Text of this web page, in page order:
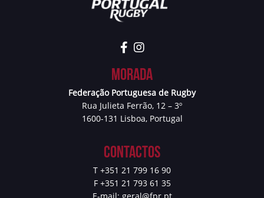
Morada
Federação Portuguesa de Rugby
Rua Julieta Ferrão, 12 – 3º
1600-131 Lisboa, Portugal
Contactos
T +351 21 799 16 90
F +351 21 793 61 35
E-mail: geral@fpr.pt